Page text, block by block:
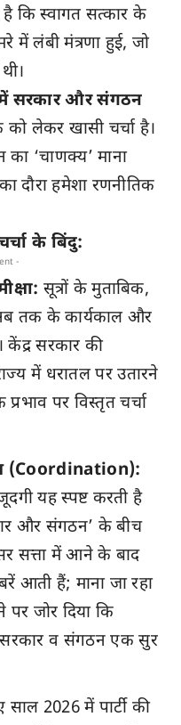
है कि स्वागत सत्कार के
में लंबी मंत्रणा हुई, जो
सरकार और संगठन
लेकर खासी चर्चा है।
‘चाणक्य’ माना
दौरा हमेशा रणनीतिक
के बिंदु:
-
सूत्रों के मुताबिक,
तक के कार्यकाल और
केंद्र सरकार की
में धरातल पर उतारने
पर विस्तृत चर्चा
(Coordination):
यह स्पष्ट करती है
और संगठन’ के बीच
सत्ता में आने के बाद
आती हैं; माना जा रहा
जोर दिया कि
सरकार व संगठन एक सुर
साल 2026 में पार्टी की